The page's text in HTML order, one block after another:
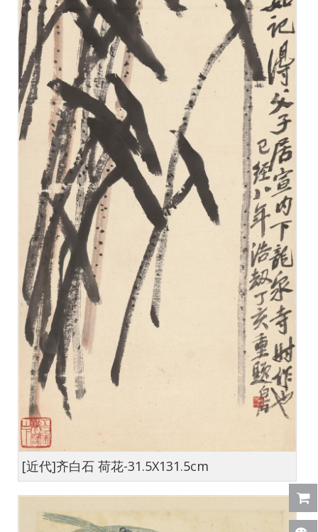
[近代]齐白石 荷花-31.5X131.5cm